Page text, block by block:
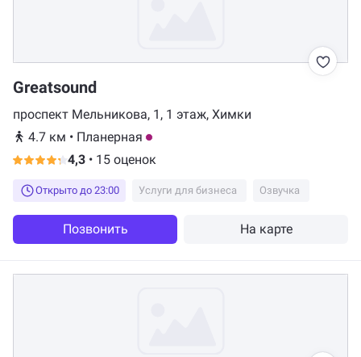
Greatsound
проспект Мельникова, 1, 1 этаж, Химки
4.7 км • Планерная
4,3 • 15 оценок
Открыто до 23:00 Услуги для бизнеса Озвучка
Позвонить На карте